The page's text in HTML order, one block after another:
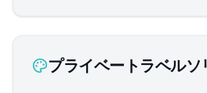
プライベートラベルソ